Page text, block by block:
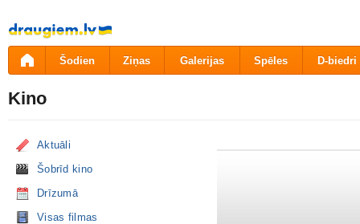
Pāriet
uz
saturu
Šodien Ziņas Galerijas Spēles D-biedri
Kino
Aktuāli
Šobrīd kino
Drīzumā
Visas filmas